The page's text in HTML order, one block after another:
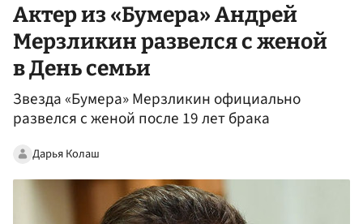
Актер из «Бумера» Андрей
Мерзликин развелся с женой
в День семьи
Звезда «Бумера» Мерзликин официально
развелся с женой после 19 лет брака
Дарья Колаш